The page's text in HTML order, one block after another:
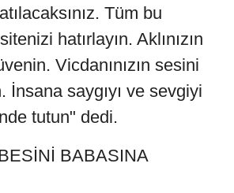
Tüm bu
hatırlayın. Aklınızın
Vicdanınızın sesini
İnsana saygıyı ve sevgiyi
tutun" dedi.
BABASINA